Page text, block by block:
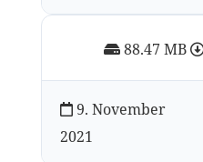
88.47 MB
9. November
2021